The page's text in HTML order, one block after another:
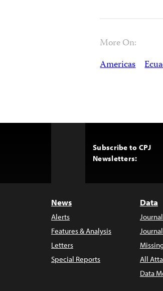
More On:
Americas
Subscribe to CPJ
Newsletters:
News
Alerts
Features & Analysis
Letters
Special Reports
Data
All
Data